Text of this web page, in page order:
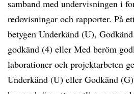
samband med undervisningen i
redovisningar och rapporter. På
betygen Underkänd (U),
godkänd (4) eller Med beröm
laborationer och projektarbeten
Underkänd (U) eller Godkänd